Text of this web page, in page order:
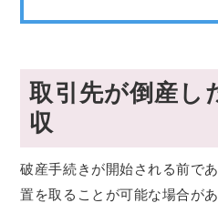
取引先が倒産し
収
破産手続きが開始される前で
置を取ることが可能な場合が